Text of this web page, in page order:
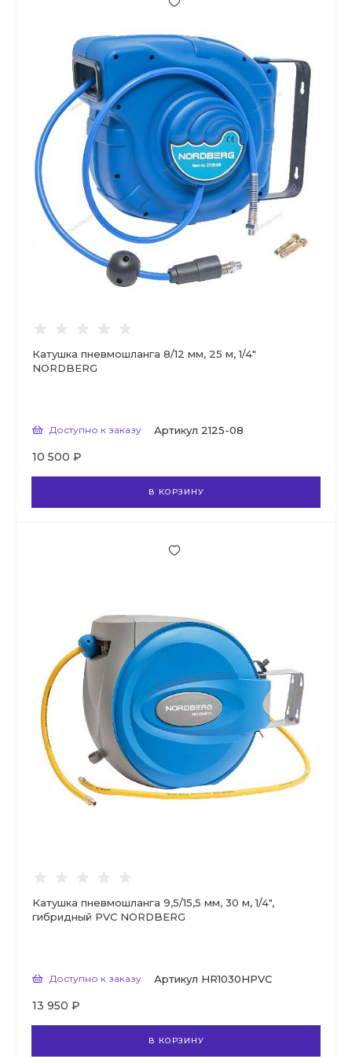
Катушка пневмошланга 8/12 мм, 25 м, 1/4"
NORDBERG
Доступно к заказу Артикул 2125-08
10 500 ₽
В КОРЗИНУ
Катушка пневмошланга 9,5/15,5 мм, 30 м, 1/4",
гибридный PVC NORDBERG
Доступно к заказу Артикул HR1030HPVC
13 950 ₽
В КОРЗИНУ